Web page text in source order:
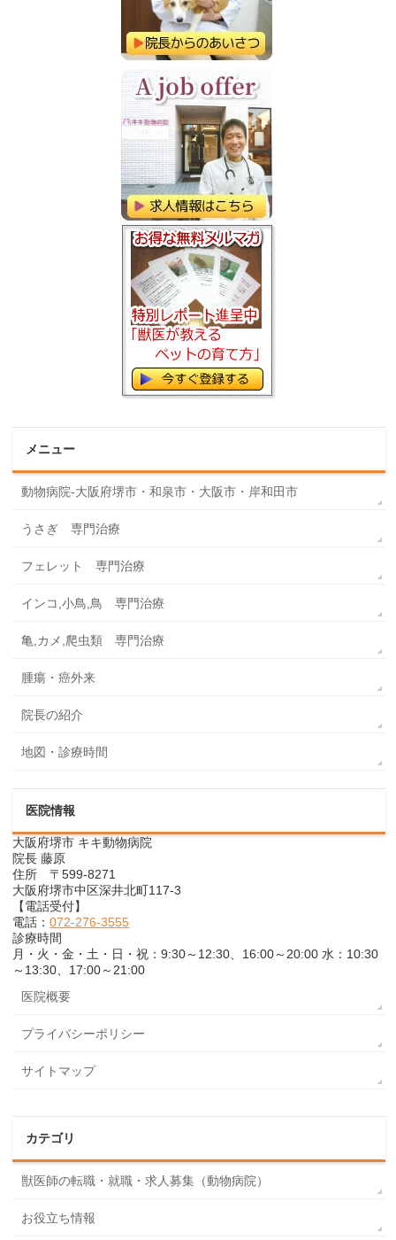
メニュー
動物病院-大阪府堺市・和泉市・大阪市・岸和田市
うさぎ 専門治療
フェレット 専門治療
インコ,小鳥,鳥 専門治療
亀,カメ,爬虫類 専門治療
腫瘍・癌外来
院長の紹介
地図・診療時間
医院情報
大阪府堺市 キキ動物病院
院長 藤原
住所 〒599-8271
大阪府堺市中区深井北町117-3
【電話受付】
電話：072-276-3555
診療時間
月・火・金・土・日・祝：9:30～12:30、16:00～20:00 水：10:30
～13:30、17:00～21:00
医院概要
プライバシーポリシー
サイトマップ
カテゴリ
獣医師の転職・就職・求人募集（動物病院）
お役立ち情報